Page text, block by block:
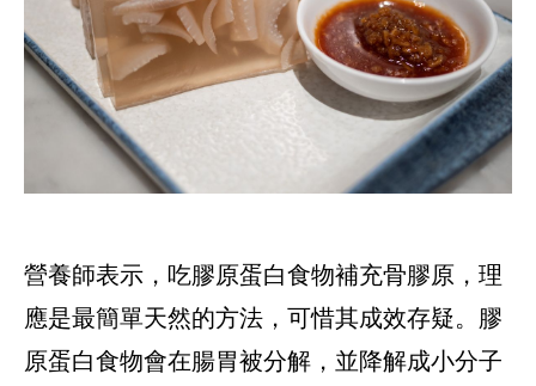
營養師表示，吃膠原蛋白食物補充骨膠原，理
應是最簡單天然的方法，可惜其成效存疑。膠
原蛋白食物會在腸胃被分解，並降解成小分子